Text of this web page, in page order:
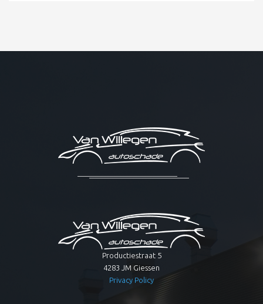
Productiestraat 5
4283 JM Giessen
Privacy Policy